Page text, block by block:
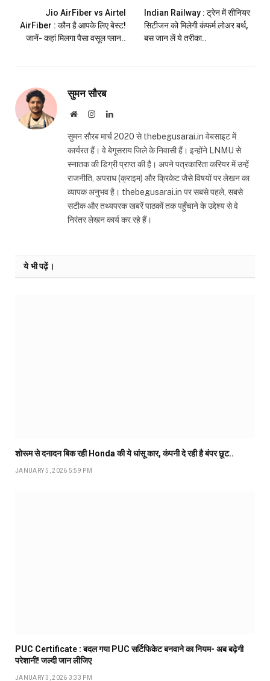
Jio AirFiber vs Airtel
AirFiber : कौन है आपके लिए बेस्ट!
जानें- कहां मिलगा पैसा वसूल प्लान..
Indian Railway : ट्रेन में सीनियर
सिटीजन को मिलेगी कंफर्म लोअर बर्थ,
बस जान लें ये तरीका..
सुमन सौरब
WebsiteInstagramLinkedIn
सुमन सौरब मार्च 2020 से thebegusarai.in वेबसाइट में
कार्यरत हैं। वे बेगूसराय जिले के निवासी हैं। इन्होंने LNMU से
स्नातक की डिग्री प्राप्त की है। अपने पत्रकारिता करियर में उन्हें
राजनीति, अपराध (क्राइम) और क्रिकेट जैसे विषयों पर लेखन का
व्यापक अनुभव है। thebegusarai.in पर सबसे पहले, सबसे
सटीक और तथ्यपरक खबरें पाठकों तक पहुँचाने के उद्देश्य से वे
निरंतर लेखन कार्य कर रहे हैं।
ये भी पढ़ें।
शोरूम से दनादन बिक रही Honda की ये धांसू कार, कंपनी दे रही है बंपर छूट..
JANUARY 5, 2026 5:59 PM
PUC Certificate : बदल गया PUC सर्टिफिकेट बनवाने का नियम- अब बढ़ेगी
परेशानी! जल्दी जान लीजिए
JANUARY 3, 2026 3:33 PM